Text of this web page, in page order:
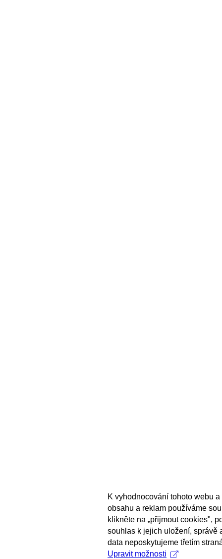
K vyhodnocování tohoto webu
obsahu a reklam používáme
klikněte na „přijmout cookies",
souhlas k jejich uložení, správě
data neposkytujeme třetím
Upravit možnosti